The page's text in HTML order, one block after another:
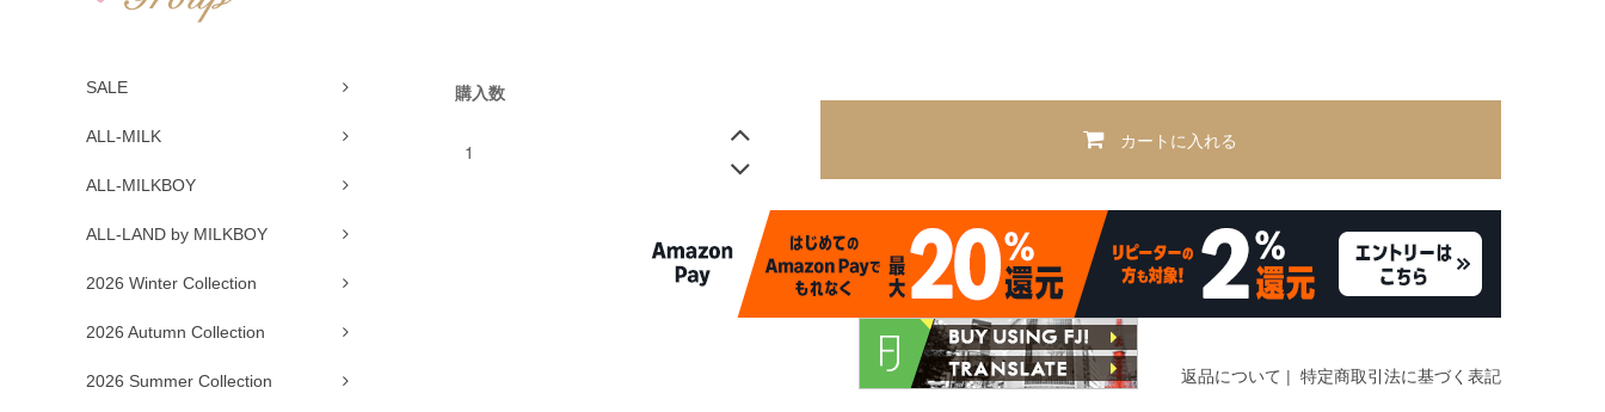
SALE
ALL-MILK
ALL-MILKBOY
ALL-LAND by MILKBOY
2026 Winter Collection
2026 Autumn Collection
2026 Summer Collection
購入数
カートに入れる
返品について | 特定商取引法に基づく表記